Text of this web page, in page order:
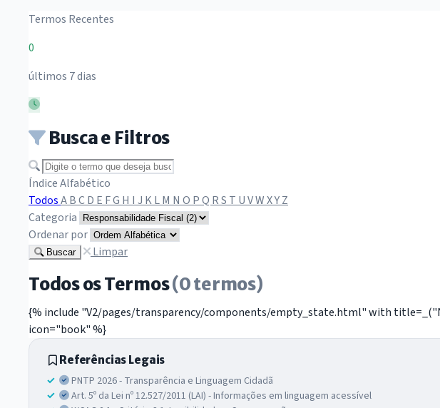
Termos Recentes
0
últimos 7 dias
Busca e Filtros
Buscar termo
Índice Alfabético
TodosABCD E FG H I J KLM N O PQ RS T UVWXYZ
Categoria
Ordenar por
Buscar Limpar
Todos os Termos(0 termos)
{% include "V2/pages/transparency/components/empty_state.html" with
icon="book" %}
Referências Legais
PNTP 2026 - Transparência e Linguagem Cidadã
Art. 5º da Lei nº 12.527/2011 (LAI) - Informações em linguagem acessível